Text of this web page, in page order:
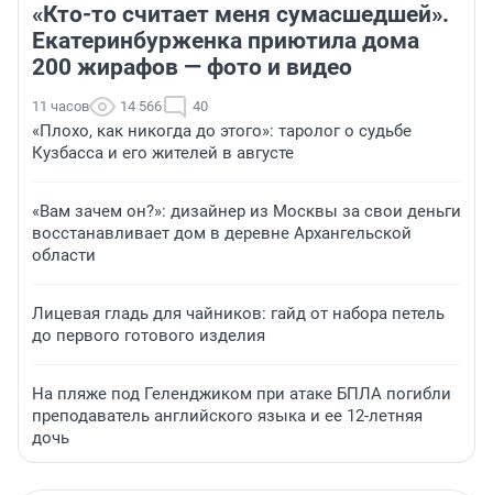
«Кто-то считает меня сумасшедшей».
Екатеринбурженка приютила дома
200 жирафов — фото и видео
11 часов 14 566 40
«Плохо, как никогда до этого»: таролог о судьбе
Кузбасса и его жителей в августе
«Вам зачем он?»: дизайнер из Москвы за свои деньги
восстанавливает дом в деревне Архангельской
области
Лицевая гладь для чайников: гайд от набора петель
до первого готового изделия
На пляже под Геленджиком при атаке БПЛА погибли
преподаватель английского языка и ее 12-летняя
дочь